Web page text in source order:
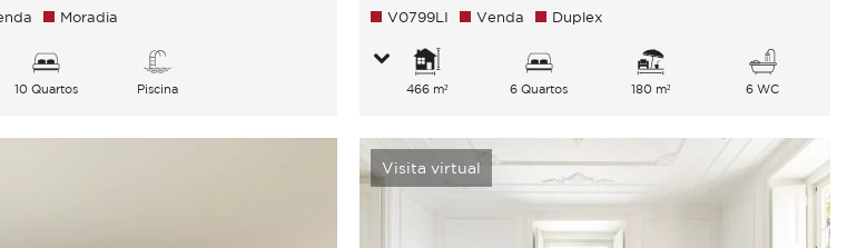
Moradia
10 Quartos Piscina
V0799LI Venda Duplex
466 m² 6 Quartos 180 m² 6 WC
Visita virtual